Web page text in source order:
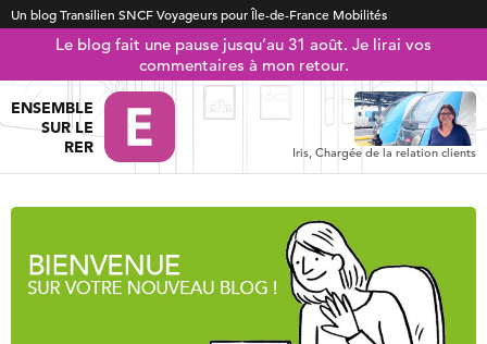
Un blog Transilien SNCF Voyageurs pour Île-de-France Mobilités
Le blog fait une pause jusqu’au 31 août. Je lirai vos
commentaires à mon retour.
ENSEMBLE
SUR LE
RER
Iris, Chargée de la relation clients